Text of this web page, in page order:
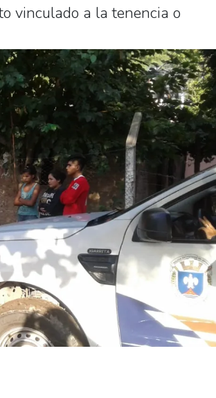
vinculado a la tenencia o